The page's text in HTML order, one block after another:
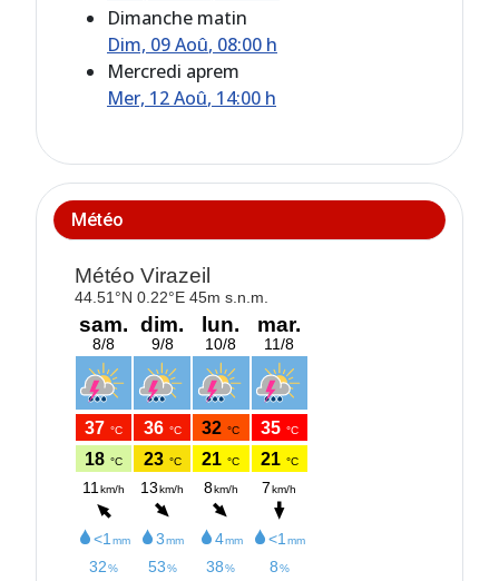
Dimanche matin
Dim, 09 Aoû, 08:00 h
Mercredi aprem
Mer, 12 Aoû, 14:00 h
Météo